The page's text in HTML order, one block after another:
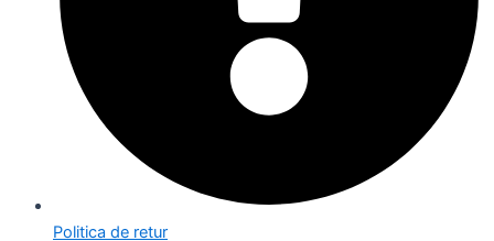
Politica de retur